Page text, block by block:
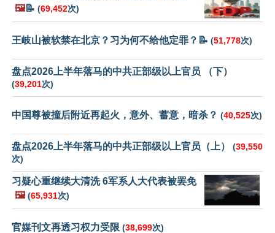
🖼️📝 (69,452次)
王岐山被软禁在北京？习为何不给他定罪？📝 (51,778次)
盘点2026上半年落马的中共正部级以上官员 （下）
(39,201次)
中国尊被撞后附近再起火，意外、蓄意，暗杀？ (40,525次)
盘点2026上半年落马的中共正部级以上官员（上） (39,550
次)
习疑心重继续大清洗 6军系人大代表被罢免
🖼️ (65,931次)
官媒刊文再透习权力受限 (38,699次)